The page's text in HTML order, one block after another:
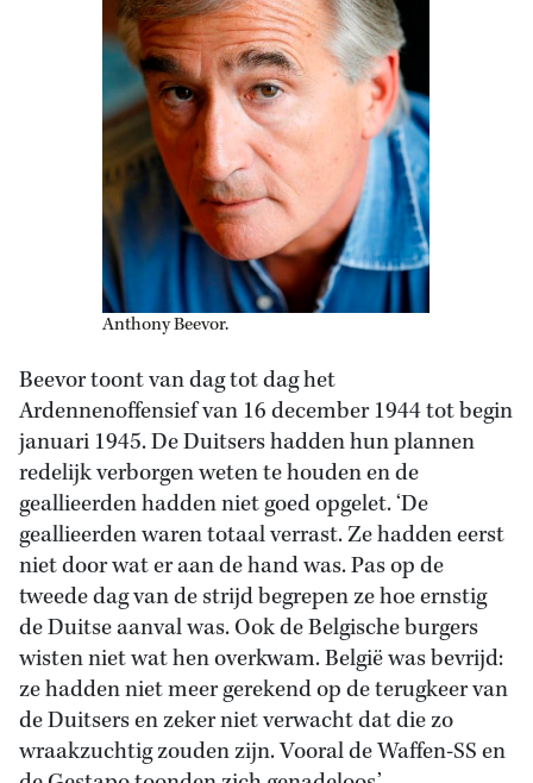
Anthony Beevor.
Beevor toont van dag tot dag het
Ardennenoffensief van 16 december 1944 tot begin
januari 1945. De Duitsers hadden hun plannen
redelijk verborgen weten te houden en de
geallieerden hadden niet goed opgelet. ‘De
geallieerden waren totaal verrast. Ze hadden eerst
niet door wat er aan de hand was. Pas op de
tweede dag van de strijd begrepen ze hoe ernstig
de Duitse aanval was. Ook de Belgische burgers
wisten niet wat hen overkwam. België was bevrijd:
ze hadden niet meer gerekend op de terugkeer van
de Duitsers en zeker niet verwacht dat die zo
wraakzuchtig zouden zijn. Vooral de Waffen-SS en